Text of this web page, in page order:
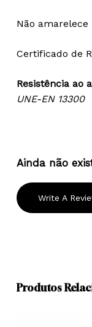
Não amarelece
Certificado de
Resistência ao
UNE-EN 13300
Ainda não
Write A
Produtos